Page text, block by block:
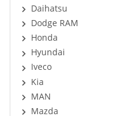
Daihatsu
Dodge RAM
Honda
Hyundai
Iveco
Kia
MAN
Mazda